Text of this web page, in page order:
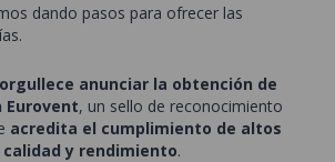
dando pasos para ofrecer las
anunciar la obtención de
, un sello de reconocimiento
acredita el cumplimiento de altos
y rendimiento.